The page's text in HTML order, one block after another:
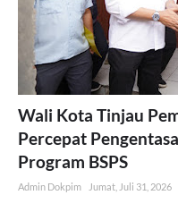
Wali Kota Tinjau
Percepat
Program BSPS
Admin Dokpim Jumat, Juli 31, 2026